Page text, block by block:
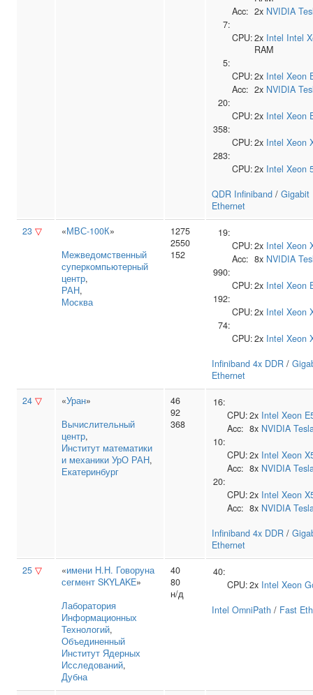
Acc: 2x NVIDIA
7:
CPU:2x Intel Intel
RAM
5:
CPU:2x Intel Xeon
Acc: 2x NVIDIA
20:
CPU:2x Intel Xeon
358:
CPU:2x Intel Xeon
283:
CPU:2x Intel Xeon
QDR Infiniband / Gigabit
Ethernet
23 ▽ «МВС-100К»
Межведомственный
суперкомпьютерный
центр,
РАН,
Москва
1275
2550
152
19:
CPU:2x Intel Xeon
Acc: 8x NVIDIA
990:
CPU:2x Intel Xeon
192:
CPU:2x Intel Xeon
74:
CPU:2x Intel Xeon
Infiniband 4x DDR /
Ethernet
24 ▽ «Уран»
Вычислительный
центр,
Институт математики
и механики УрО РАН,
Екатеринбург
46
92
368
16:
CPU:2x Intel Xeon
Acc: 8x NVIDIA
10:
CPU:2x Intel Xeon
Acc: 8x NVIDIA
20:
CPU:2x Intel Xeon
Acc: 8x NVIDIA
Infiniband 4x DDR /
Ethernet
25 ▽ «имени Н.Н. Говоруна
сегмент SKYLAKE»
Лаборатория
Информационных
Технологий,
Объединенный
Институт Ядерных
Исследований,
Дубна
40
80
н/д
40:
CPU:2x Intel Xeon
Intel OmniPath / Fast